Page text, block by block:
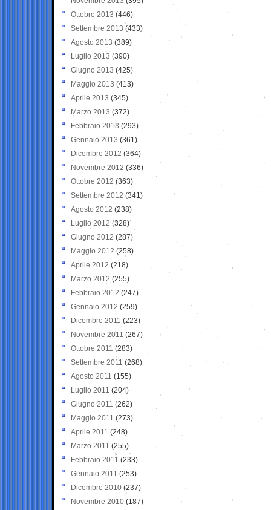
Ottobre 2013 (446)
Settembre 2013 (433)
Agosto 2013 (389)
Luglio 2013 (390)
Giugno 2013 (425)
Maggio 2013 (413)
Aprile 2013 (345)
Marzo 2013 (372)
Febbraio 2013 (293)
Gennaio 2013 (361)
Dicembre 2012 (364)
Novembre 2012 (336)
Ottobre 2012 (363)
Settembre 2012 (341)
Agosto 2012 (238)
Luglio 2012 (328)
Giugno 2012 (287)
Maggio 2012 (258)
Aprile 2012 (218)
Marzo 2012 (255)
Febbraio 2012 (247)
Gennaio 2012 (259)
Dicembre 2011 (223)
Novembre 2011 (267)
Ottobre 2011 (283)
Settembre 2011 (268)
Agosto 2011 (155)
Luglio 2011 (204)
Giugno 2011 (262)
Maggio 2011 (273)
Aprile 2011 (248)
Marzo 2011 (255)
Febbraio 2011 (233)
Gennaio 2011 (253)
Dicembre 2010 (237)
Novembre 2010 (187)